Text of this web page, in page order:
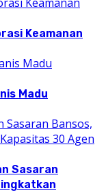
Keamanan
Madu
Sasaran